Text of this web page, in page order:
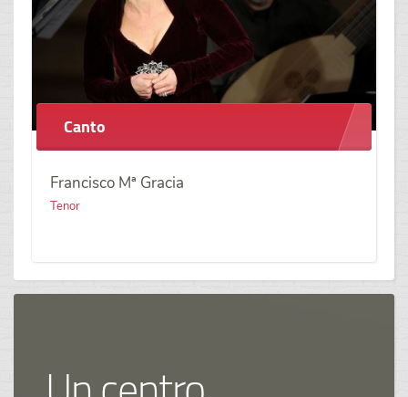
Canto
Francisco Mª Gracia
Tenor